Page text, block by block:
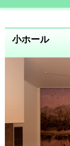
小ホール